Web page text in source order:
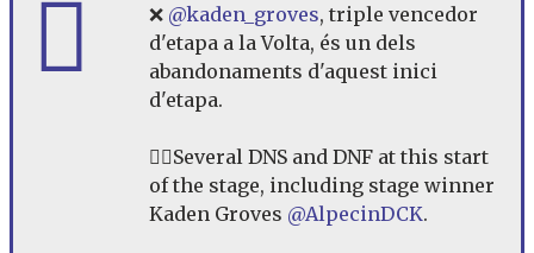
❌ @kaden_groves, triple vencedor
d'etapa a la Volta, és un dels
abandonaments d'aquest inici
d'etapa.
🚴‍♂️Several DNS and DNF at this start
of the stage, including stage winner
Kaden Groves @AlpecinDCK.